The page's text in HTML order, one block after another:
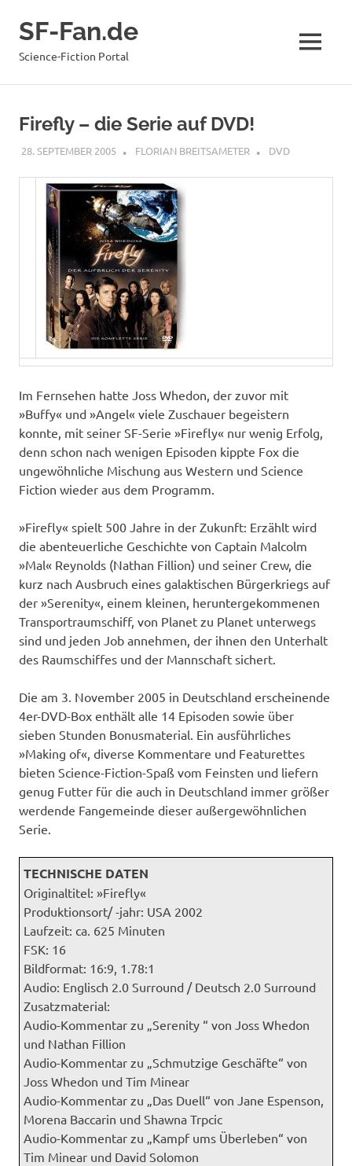
InhaltSF-Fan.de
Science-Fiction Portal MENÜ
Firefly – die Serie auf DVD!
28. SEPTEMBER 2005 FLORIAN BREITSAMETER DVD
Im Fernsehen hatte Joss Whedon, der zuvor mit
»Buffy« und »Angel« viele Zuschauer begeistern
konnte, mit seiner SF-Serie »Firefly« nur wenig Erfolg,
denn schon nach wenigen Episoden kippte Fox die
ungewöhnliche Mischung aus Western und Science
Fiction wieder aus dem Programm.
»Firefly« spielt 500 Jahre in der Zukunft: Erzählt wird
die abenteuerliche Geschichte von Captain Malcolm
»Mal« Reynolds (Nathan Fillion) und seiner Crew, die
kurz nach Ausbruch eines galaktischen Bürgerkriegs auf
der »Serenity«, einem kleinen, heruntergekommenen
Transportraumschiff, von Planet zu Planet unterwegs
sind und jeden Job annehmen, der ihnen den Unterhalt
des Raumschiffes und der Mannschaft sichert.
Die am 3. November 2005 in Deutschland erscheinende
4er-DVD-Box enthält alle 14 Episoden sowie über
sieben Stunden Bonusmaterial. Ein ausführliches
»Making of«, diverse Kommentare und Featurettes
bieten Science-Fiction-Spaß vom Feinsten und liefern
genug Futter für die auch in Deutschland immer größer
werdende Fangemeinde dieser außergewöhnlichen
Serie.
TECHNISCHE DATEN
Originaltitel: »Firefly«
Produktionsort/ -jahr: USA 2002
Laufzeit: ca. 625 Minuten
FSK: 16
Bildformat: 16:9, 1.78:1
Audio: Englisch 2.0 Surround / Deutsch 2.0 Surround
Zusatzmaterial:
Audio-Kommentar zu „Serenity “ von Joss Whedon
und Nathan Fillion
Audio-Kommentar zu „Schmutzige Geschäfte“ von
Joss Whedon und Tim Minear
Audio-Kommentar zu „Das Duell“ von Jane Espenson,
Morena Baccarin und Shawna Trpcic
Audio-Kommentar zu „Kampf ums Überleben“ von
Tim Minear und David Solomon